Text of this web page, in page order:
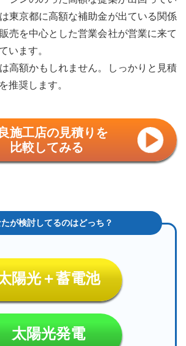
東京都に高額な補助金が出ている関係
売を中心とした営業会社が営業に来て
います。
高額かもしれません。しっかりと見積
推奨します。
施工店の見積りを
比較してみる
陽光＋蓄電池
太陽光発電